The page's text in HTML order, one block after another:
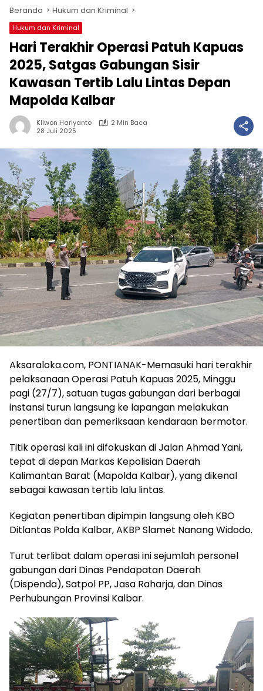
Beranda Hukum dan Kriminal
Hukum dan Kriminal
Hari Terakhir Operasi Patuh Kapuas
2025, Satgas Gabungan Sisir
Kawasan Tertib Lalu Lintas Depan
Mapolda Kalbar
Kliwon Hariyanto
2 Min Baca
28 Juli 2025
Aksaraloka.com, PONTIANAK-Memasuki hari terakhir
pelaksanaan Operasi Patuh Kapuas 2025, Minggu
pagi (27/7), satuan tugas gabungan dari berbagai
instansi turun langsung ke lapangan melakukan
penertiban dan pemeriksaan kendaraan bermotor.
Titik operasi kali ini difokuskan di Jalan Ahmad Yani,
tepat di depan Markas Kepolisian Daerah
Kalimantan Barat (Mapolda Kalbar), yang dikenal
sebagai kawasan tertib lalu lintas.
Kegiatan penertiban dipimpin langsung oleh KBO
Ditlantas Polda Kalbar, AKBP Slamet Nanang Widodo.
Turut terlibat dalam operasi ini sejumlah personel
gabungan dari Dinas Pendapatan Daerah
(Dispenda), Satpol PP, Jasa Raharja, dan Dinas
Perhubungan Provinsi Kalbar.